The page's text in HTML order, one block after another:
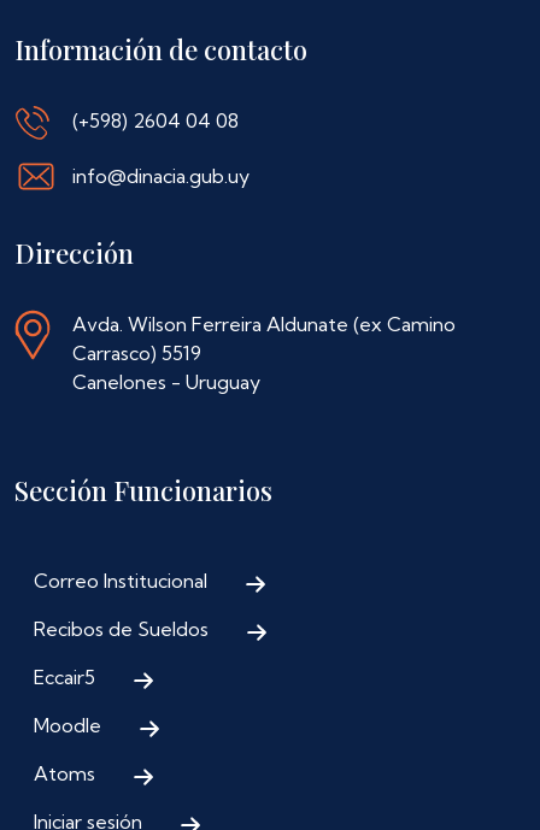
Información de contacto
(+598) 2604 04 08
info@dinacia.gub.uy
Dirección
Avda. Wilson Ferreira Aldunate (ex Camino
Carrasco) 5519
Canelones - Uruguay
Sección Funcionarios
Correo Institucional
Recibos de Sueldos
Eccair5
Moodle
Atoms
Iniciar sesión